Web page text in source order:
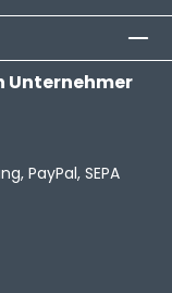
Unternehmer
PayPal, SEPA